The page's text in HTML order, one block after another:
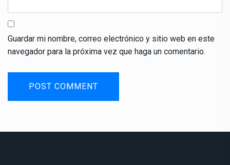
Guardar mi nombre, correo electrónico y sitio web en este
navegador para la próxima vez que haga un comentario.